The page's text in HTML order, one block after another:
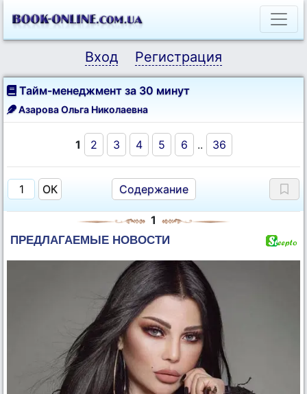
Вход Регистрация
Тайм-менеджмент за 30 минут
Азарова Ольга Николаевна
1 2 3 4 5 6 .. 36
Содержание
1